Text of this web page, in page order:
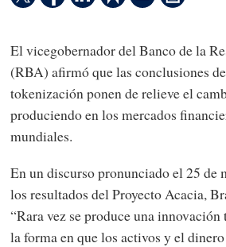
El vicegobernador del Banco de la
(RBA) afirmó que las conclusiones
tokenización ponen de relieve el
produciendo en los mercados
mundiales.
En un discurso pronunciado el 25 de
los resultados del Proyecto Acacia,
“Rara vez se produce una innovación
la forma en que los activos y el